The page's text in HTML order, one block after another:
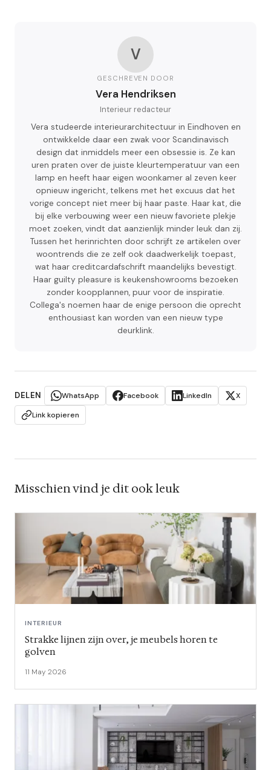
V
GESCHREVEN DOOR
Vera Hendriksen
Interieur redacteur
Vera studeerde interieurarchitectuur in Eindhoven en
ontwikkelde daar een zwak voor Scandinavisch
design dat inmiddels meer een obsessie is. Ze kan
uren praten over de juiste kleurtemperatuur van een
lamp en heeft haar eigen woonkamer al zeven keer
opnieuw ingericht, telkens met het excuus dat het
vorige concept niet meer bij haar paste. Haar kat, die
bij elke verbouwing weer een nieuw favoriete plekje
moet zoeken, vindt dat aanzienlijk minder leuk dan zij.
Tussen het herinrichten door schrijft ze artikelen over
woontrends die ze zelf ook daadwerkelijk toepast,
wat haar creditcardafschrift maandelijks bevestigt.
Haar guilty pleasure is keukenshowrooms bezoeken
zonder koopplannen, puur voor de inspiratie.
Collega's noemen haar de enige persoon die oprecht
enthousiast kan worden van een nieuw type
deurklink.
DELEN WhatsApp Facebook LinkedIn
X
Link kopieren
Misschien vind je dit ook leuk
INTERIEUR
Strakke lijnen zijn over, je meubels horen te
golven
11 May 2026